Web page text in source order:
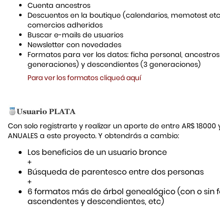
Cuenta ancestros
Descuentos en la boutique (calendarios, memotest
comercios adheridos
Buscar e-mails de usuarios
Newsletter con novedades
Formatos para ver los datos: ficha personal,
generaciones) y descendientes (3 generaciones)
Para ver los formatos cliqueá aquí
Con solo registrarte y realizar un aporte de entre AR$ 18000
ANUALES a este proyecto. Y obtendrás a cambio:
Los beneficios de un usuario bronce
+
Búsqueda de parentesco entre dos personas
+
6 formatos más de árbol genealógico (con o sin
ascendentes y descendientes, etc)